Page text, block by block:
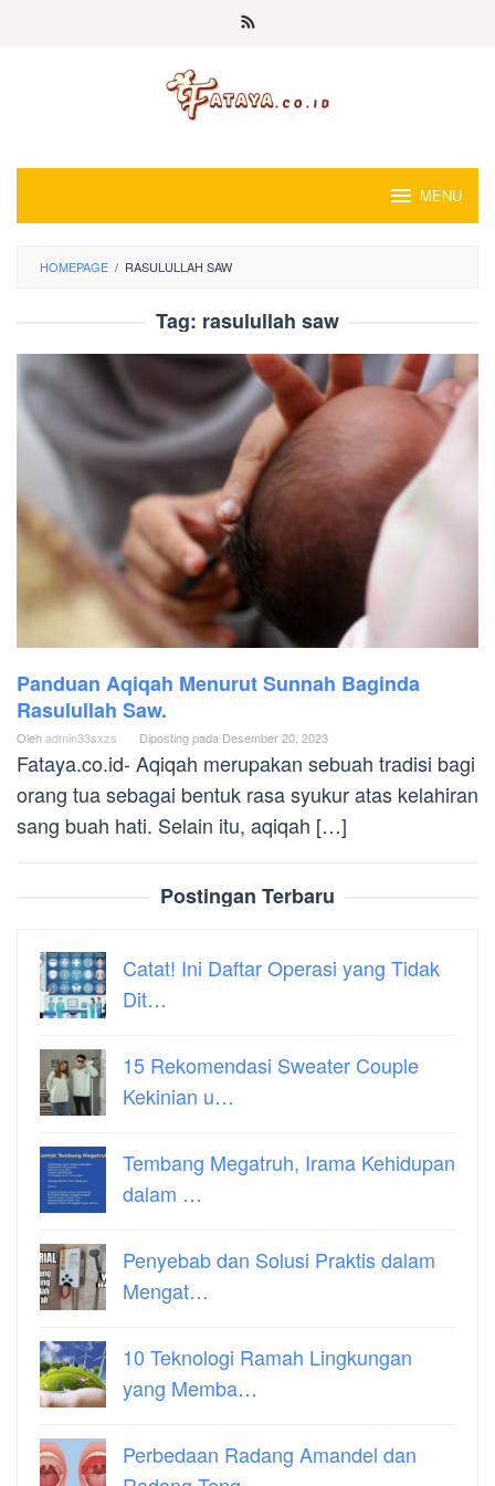
MENU
HOMEPAGE / RASULULLAH SAW
Tag: rasulullah saw
Panduan Aqiqah Menurut Sunnah Baginda
Rasulullah Saw.
Olehadmin33sxzs Diposting pada Desember 20, 2023
Fataya.co.id- Aqiqah merupakan sebuah tradisi bagi
orang tua sebagai bentuk rasa syukur atas kelahiran
sang buah hati. Selain itu, aqiqah […]
Postingan Terbaru
Catat! Ini Daftar Operasi yang Tidak
Dit…
15 Rekomendasi Sweater Couple
Kekinian u…
Tembang Megatruh, Irama Kehidupan
dalam …
Penyebab dan Solusi Praktis dalam
Mengat…
10 Teknologi Ramah Lingkungan
yang Memba…
Perbedaan Radang Amandel dan